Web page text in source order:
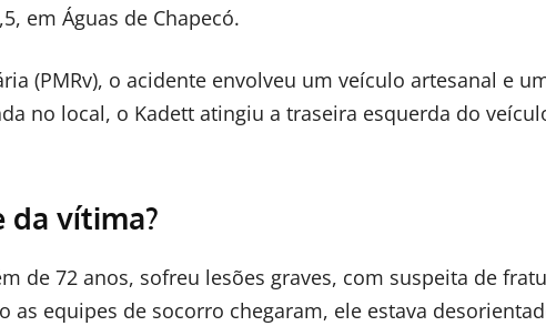
em Águas de Chapecó.
(PMRv), o acidente envolveu um veículo artesanal e
no local, o Kadett atingiu a traseira esquerda do
da vítima?
de 72 anos, sofreu lesões graves, com suspeita de
equipes de socorro chegaram, ele estava